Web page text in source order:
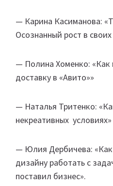
— Карина Касиманова:
Осознанный рост в
— Полина Хоменко: «Как
доставку в «Авито»»
— Наталья Тритенко:
некреативных условиях»
— Юлия Дербичева:
дизайну работать с
поставил бизнеc».